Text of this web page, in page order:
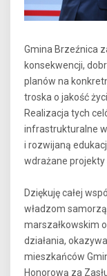
Gmina Brzeźnica
konsekwencji,
planów na
troska o jakość
Realizacja tych
infrastrukturalne
i rozwijaną
wdrażane projekty
Dziękuję całej
władzom
marszałkowskim
działania,
mieszkańców
Honorową za